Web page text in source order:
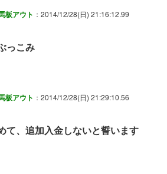
板アウト ：2014/12/28(日) 21:16:12.99
っこみ
板アウト ：2014/12/28(日) 21:29:10.56
て、追加入金しないと誓います